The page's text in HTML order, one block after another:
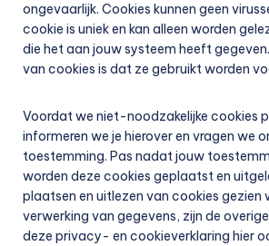
ongevaarlijk. Cookies kunnen geen
cookie is uniek en kan alleen worden
die het aan jouw systeem heeft
van cookies is dat ze gebruikt worden
Voordat we niet-noodzakelijke cookies
informeren we je hierover en vragen we
toestemming. Pas nadat jouw
worden deze cookies geplaatst en
plaatsen en uitlezen van cookies gezien
verwerking van gegevens, zijn de
deze privacy- en cookieverklaring hier